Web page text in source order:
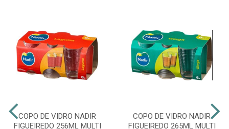
COPO DE VIDRO NADIR
FIGUEIREDO 256ML MULTI
COPO DE VIDRO NADIR
FIGUEIREDO 265ML MULTI